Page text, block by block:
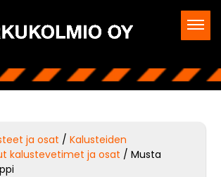
ja osat /Kalusteiden
kalustevetimet ja osat / Musta